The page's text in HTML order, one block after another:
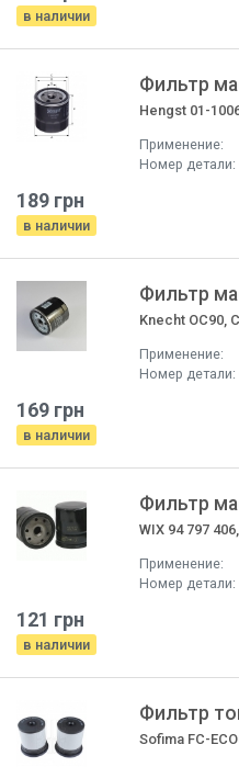
в наличии
Фильтр
Hengst 01-
Применение:
Номер детали:
189 грн
в наличии
Фильтр
Knecht OC90,
Применение:
Номер детали:
169 грн
в наличии
Фильтр
WIX 94 797
Применение:
Номер детали:
121 грн
в наличии
Фильтр
Sofima FC-